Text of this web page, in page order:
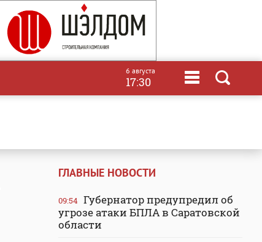
6 августа
17:30
ГЛАВНЫЕ НОВОСТИ
09:54 Губернатор предупредил об
угрозе атаки БПЛА в Саратовской
области